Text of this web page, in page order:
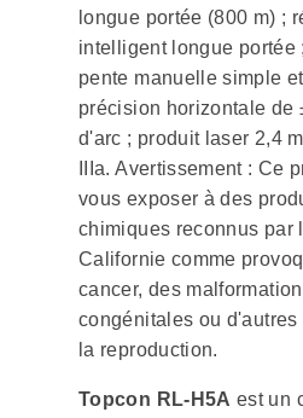
longue portée (800 m) ;
intelligent longue portée
pente manuelle simple
précision horizontale de
d'arc ; produit laser 2,4
IIIa. Avertissement : Ce
vous exposer à des
chimiques reconnus par
Californie comme
cancer, des
congénitales ou d'autres
la reproduction.
Topcon RL-H5A est un